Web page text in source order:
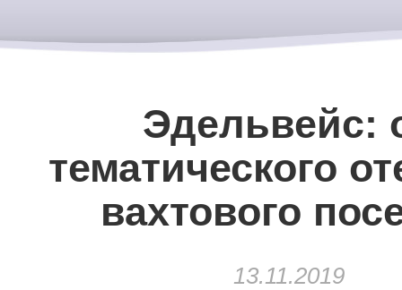
Эдельвейс:
тематического
вахтового
13.11.2019